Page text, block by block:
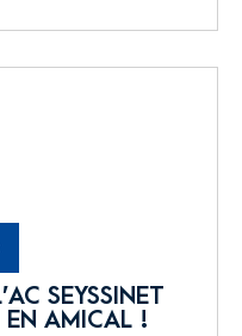
SEYSSINET
EN AMICAL !